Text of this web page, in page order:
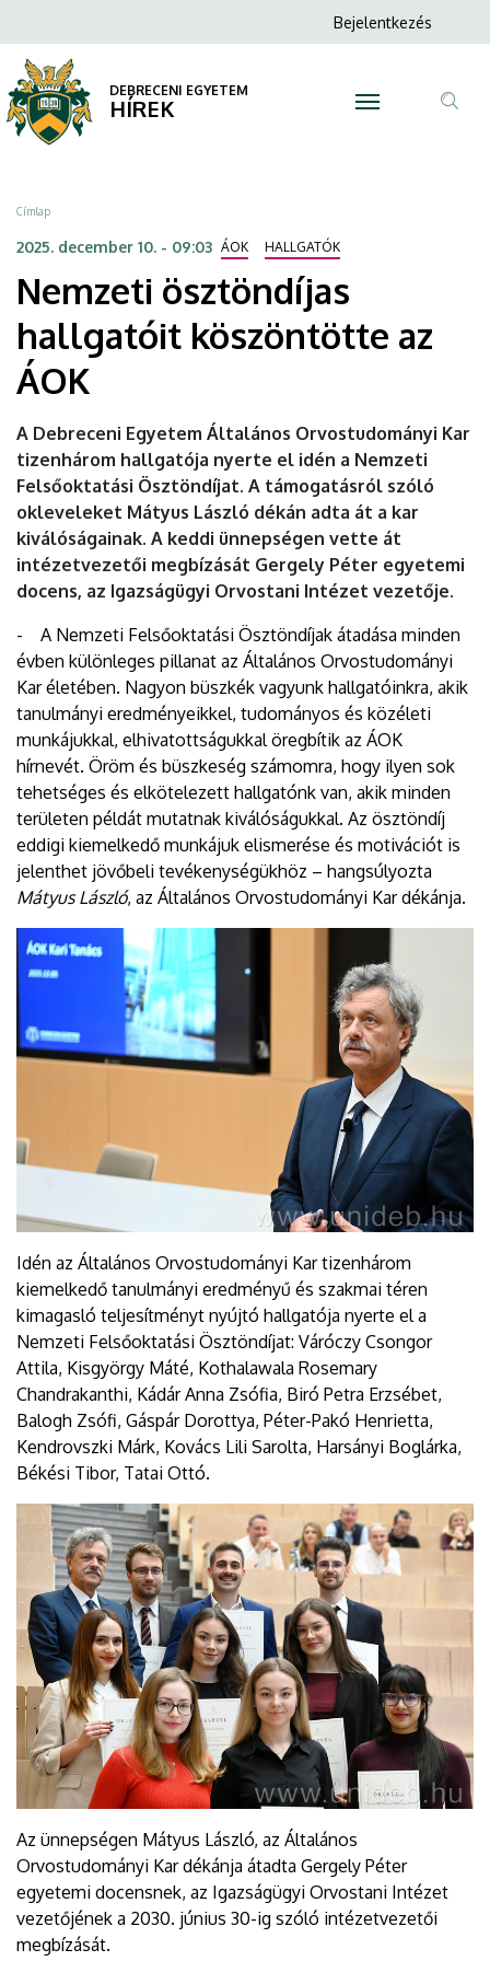
ösztöndíjas
hallgatóit
köszöntötte
az
ÁOK
DEBRECENI
EGYETEM
a
tartalomra
Anonim
menüje
Bejelentkezés
DEBRECENI EGYETEM
HÍREK
Morzsa
Címlap
2025. december 10. - 09:03 ÁOK HALLGATÓK
Nemzeti ösztöndíjas
hallgatóit köszöntötte az
ÁOK
A Debreceni Egyetem Általános Orvostudományi Kar
tizenhárom hallgatója nyerte el idén a Nemzeti
Felsőoktatási Ösztöndíjat. A támogatásról szóló
okleveleket Mátyus László dékán adta át a kar
kiválóságainak. A keddi ünnepségen vette át
intézetvezetői megbízását Gergely Péter egyetemi
docens, az Igazságügyi Orvostani Intézet vezetője.
- A Nemzeti Felsőoktatási Ösztöndíjak átadása minden
évben különleges pillanat az Általános Orvostudományi
Kar életében. Nagyon büszkék vagyunk hallgatóinkra, akik
tanulmányi eredményeikkel, tudományos és közéleti
munkájukkal, elhivatottságukkal öregbítik az ÁOK
hírnevét. Öröm és büszkeség számomra, hogy ilyen sok
tehetséges és elkötelezett hallgatónk van, akik minden
területen példát mutatnak kiválóságukkal. Az ösztöndíj
eddigi kiemelkedő munkájuk elismerése és motivációt is
jelenthet jövőbeli tevékenységükhöz – hangsúlyozta
Mátyus László, az Általános Orvostudományi Kar dékánja.
Idén az Általános Orvostudományi Kar tizenhárom
kiemelkedő tanulmányi eredményű és szakmai téren
kimagasló teljesítményt nyújtó hallgatója nyerte el a
Nemzeti Felsőoktatási Ösztöndíjat: Váróczy Csongor
Attila, Kisgyörgy Máté, Kothalawala Rosemary
Chandrakanthi, Kádár Anna Zsófia, Biró Petra Erzsébet,
Balogh Zsófi, Gáspár Dorottya, Péter-Pakó Henrietta,
Kendrovszki Márk, Kovács Lili Sarolta, Harsányi Boglárka,
Békési Tibor, Tatai Ottó.
Az ünnepségen Mátyus László, az Általános
Orvostudományi Kar dékánja átadta Gergely Péter
egyetemi docensnek, az Igazságügyi Orvostani Intézet
vezetőjének a 2030. június 30-ig szóló intézetvezetői
megbízását.